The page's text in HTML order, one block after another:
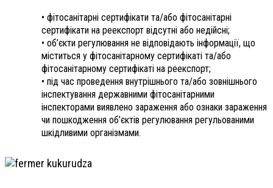
• фітосанітарні сертифікати та/або фітосанітарні
сертифікати на реекспорт відсутні або недійсні;
• об’єкти регулювання не відповідають інформації, що
міститься у фітосанітарному сертифікаті та/або
фітосанітарному сертифікаті на реекспорт;
• під час проведення внутрішнього та/або зовнішнього
інспектування державними фі­тосанітарними
інспекторами виявлено зараження або ознаки зараження
чи пошкодження об’єктів регулювання регульованими
шкідливими організмами.